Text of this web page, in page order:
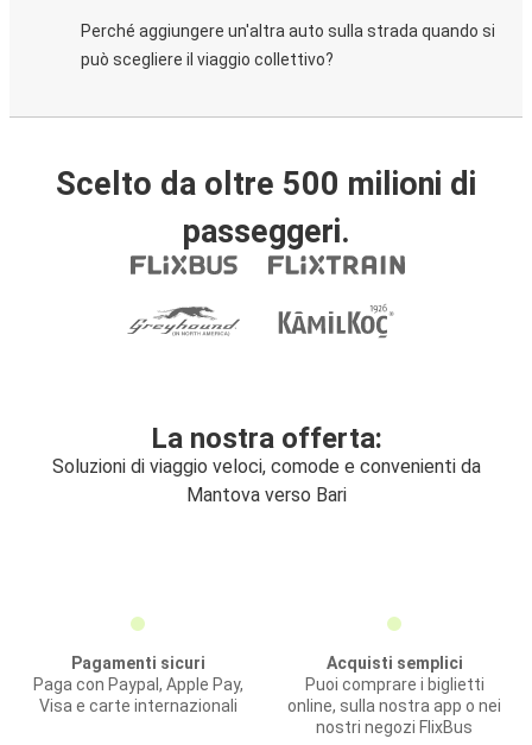
Perché aggiungere un'altra auto sulla strada quando si
può scegliere il viaggio collettivo?
Scelto da oltre 500 milioni di
passeggeri.
La nostra offerta:
Soluzioni di viaggio veloci, comode e convenienti da
Mantova verso Bari
Pagamenti sicuri
Paga con Paypal, Apple Pay,
Visa e carte internazionali
Acquisti semplici
Puoi comprare i biglietti
online, sulla nostra app o nei
nostri negozi FlixBus